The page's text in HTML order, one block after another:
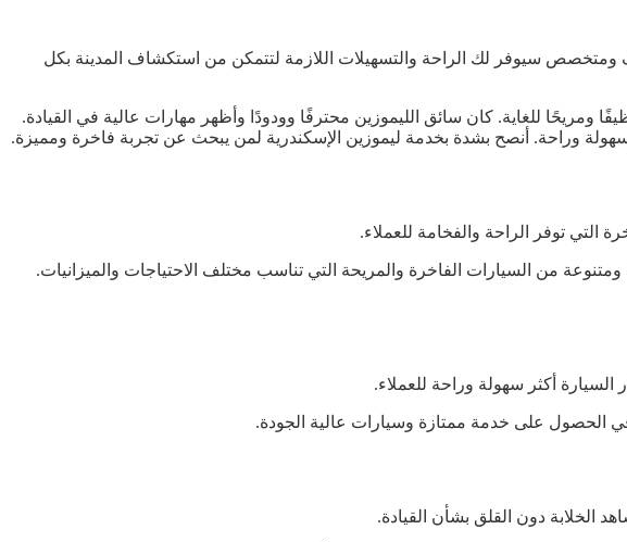
ومتخصص سيوفر لك الراحة والتسهيلات اللازمة لتتمكن من استكشاف المدينة بكل
ومريحًا للغاية. كان سائق الليموزين محترفًا وودودًا وأظهر مهارات عالية في القيادة.
وراحة. أنصح بشدة بخدمة ليموزين الإسكندرية لمن يبحث عن تجربة فاخرة ومميزة.
التي توفر الراحة والفخامة للعملاء.
أكثر سهولة وراحة للعملاء.
في الحصول على خدمة ممتازة وسيارات عالية الجودة.
الخلابة دون القلق بشأن القيادة.